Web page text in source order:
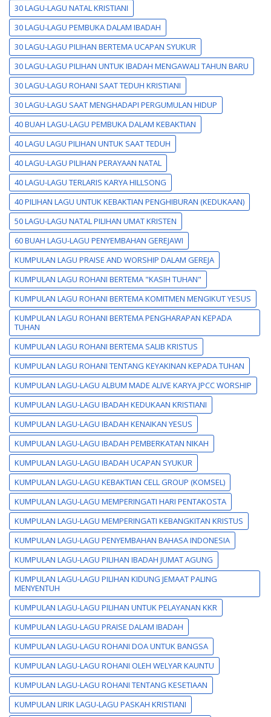
30 LAGU-LAGU NATAL KRISTIANI
30 LAGU-LAGU PEMBUKA DALAM IBADAH
30 LAGU-LAGU PILIHAN BERTEMA UCAPAN SYUKUR
30 LAGU-LAGU PILIHAN UNTUK IBADAH MENGAWALI TAHUN BARU
30 LAGU-LAGU ROHANI SAAT TEDUH KRISTIANI
30 LAGU-LAGU SAAT MENGHADAPI PERGUMULAN HIDUP
40 BUAH LAGU-LAGU PEMBUKA DALAM KEBAKTIAN
40 LAGU LAGU PILIHAN UNTUK SAAT TEDUH
40 LAGU-LAGU PILIHAN PERAYAAN NATAL
40 LAGU-LAGU TERLARIS KARYA HILLSONG
40 PILIHAN LAGU UNTUK KEBAKTIAN PENGHIBURAN (KEDUKAAN)
50 LAGU-LAGU NATAL PILIHAN UMAT KRISTEN
60 BUAH LAGU-LAGU PENYEMBAHAN GEREJAWI
KUMPULAN LAGU PRAISE AND WORSHIP DALAM GEREJA
KUMPULAN LAGU ROHANI BERTEMA "KASIH TUHAN"
KUMPULAN LAGU ROHANI BERTEMA KOMITMEN MENGIKUT YESUS
KUMPULAN LAGU ROHANI BERTEMA PENGHARAPAN KEPADA
TUHAN
KUMPULAN LAGU ROHANI BERTEMA SALIB KRISTUS
KUMPULAN LAGU ROHANI TENTANG KEYAKINAN KEPADA TUHAN
KUMPULAN LAGU-LAGU ALBUM MADE ALIVE KARYA JPCC WORSHIP
KUMPULAN LAGU-LAGU IBADAH KEDUKAAN KRISTIANI
KUMPULAN LAGU-LAGU IBADAH KENAIKAN YESUS
KUMPULAN LAGU-LAGU IBADAH PEMBERKATAN NIKAH
KUMPULAN LAGU-LAGU IBADAH UCAPAN SYUKUR
KUMPULAN LAGU-LAGU KEBAKTIAN CELL GROUP (KOMSEL)
KUMPULAN LAGU-LAGU MEMPERINGATI HARI PENTAKOSTA
KUMPULAN LAGU-LAGU MEMPERINGATI KEBANGKITAN KRISTUS
KUMPULAN LAGU-LAGU PENYEMBAHAN BAHASA INDONESIA
KUMPULAN LAGU-LAGU PILIHAN IBADAH JUMAT AGUNG
KUMPULAN LAGU-LAGU PILIHAN KIDUNG JEMAAT PALING
MENYENTUH
KUMPULAN LAGU-LAGU PILIHAN UNTUK PELAYANAN KKR
KUMPULAN LAGU-LAGU PRAISE DALAM IBADAH
KUMPULAN LAGU-LAGU ROHANI DOA UNTUK BANGSA
KUMPULAN LAGU-LAGU ROHANI OLEH WELYAR KAUNTU
KUMPULAN LAGU-LAGU ROHANI TENTANG KESETIAAN
KUMPULAN LIRIK LAGU-LAGU PASKAH KRISTIANI